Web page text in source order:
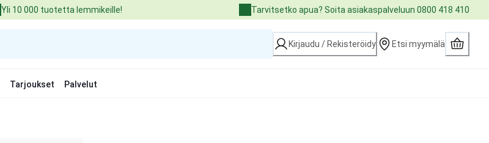
Yli 10 000 tuotetta lemmikeille! Tarvitsetko apua? Soita asiakaspalveluun 0800 418 410
Kirjaudu / Rekisteröidy Etsi myymälä
Tarjoukset Palvelut